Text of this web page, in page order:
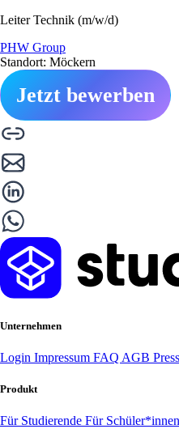
Leiter Technik (m/w/d)
PHW Group
Standort: Möckern
Jetzt bewerben
Unternehmen
Login Impressum FAQ AGB
Produkt
Für Studierende Für Schüler*innen